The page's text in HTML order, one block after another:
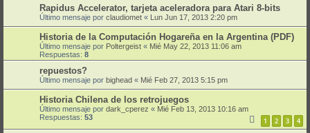
Rapidus Accelerator, tarjeta aceleradora para Atari 8-bits
Último mensaje por claudiomet « Lun Jun 17, 2013 2:20 pm
Historia de la Computación Hogareña en la Argentina (PDF)
Último mensaje por Poltergeist « Mié May 22, 2013 11:06 am
Respuestas: 8
repuestos?
Último mensaje por bighead « Mié Feb 27, 2013 5:15 pm
Historia Chilena de los retrojuegos
Último mensaje por dark_cperez « Mié Feb 13, 2013 10:16 am
Respuestas: 53 1 2 3 4